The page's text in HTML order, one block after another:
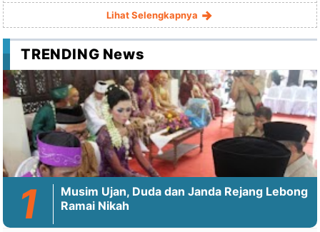
Lihat Selengkapnya
TRENDING News
Musim Ujan, Duda dan Janda Rejang Lebong
Ramai Nikah